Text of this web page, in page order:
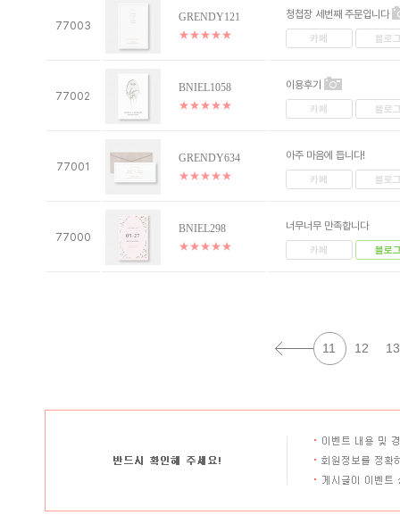
77003
GRENDY121
★★★★★
청첩장 세번째 주문입니다
카페 블로
77002
BNIEL1058
★★★★★
이용후기
카페 블로
77001
GRENDY634
★★★★★
아주 마음에 듭니다!
카페 블로
77000
BNIEL298
★★★★★
너무너무 만족합니다
카페 블로
11 12 13